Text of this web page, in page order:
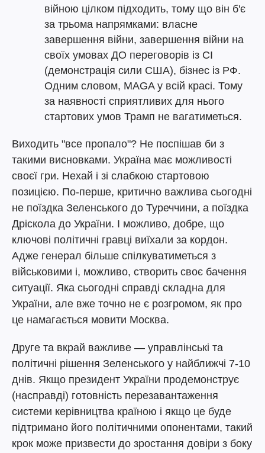
війною цілком підходить, тому що він б'є
за трьома напрямками: власне
завершення війни, завершення війни на
своїх умовах ДО переговорів із СІ
(демонстрація сили США), бізнес із РФ.
Одним словом, MAGA у всій красі. Тому
за наявності сприятливих для нього
стартових умов Трамп не вагатиметься.
Виходить "все пропало"? Не поспішав би з
такими висновками. Україна має можливості
своєї гри. Нехай і зі слабкою стартовою
позицією. По-перше, критично важлива сьогодні
не поїздка Зеленського до Туреччини, а поїздка
Дріскола до України. І можливо, добре, що
ключові політичні гравці виїхали за кордон.
Адже генерал більше спілкуватиметься з
військовими і, можливо, створить своє бачення
ситуації. Яка сьогодні справді складна для
України, але вже точно не є розгромом, як про
це намагається мовити Москва.
Друге та вкрай важливе — управлінські та
політичні рішення Зеленського у найближчі 7-10
днів. Якщо президент України продемонструє
(насправді) готовність перезавантаження
системи керівництва країною і якщо це буде
підтримано його політичними опонентами, такий
крок може призвести до зростання довіри з боку